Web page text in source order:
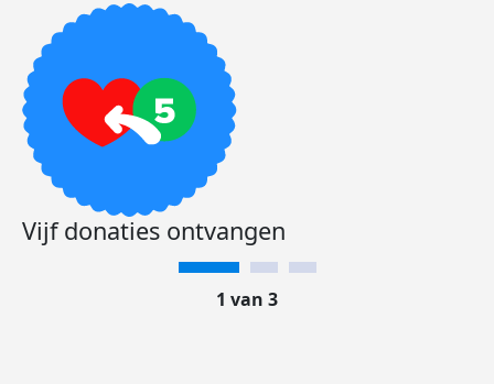
Vijf donaties ontvangen
1 van 3